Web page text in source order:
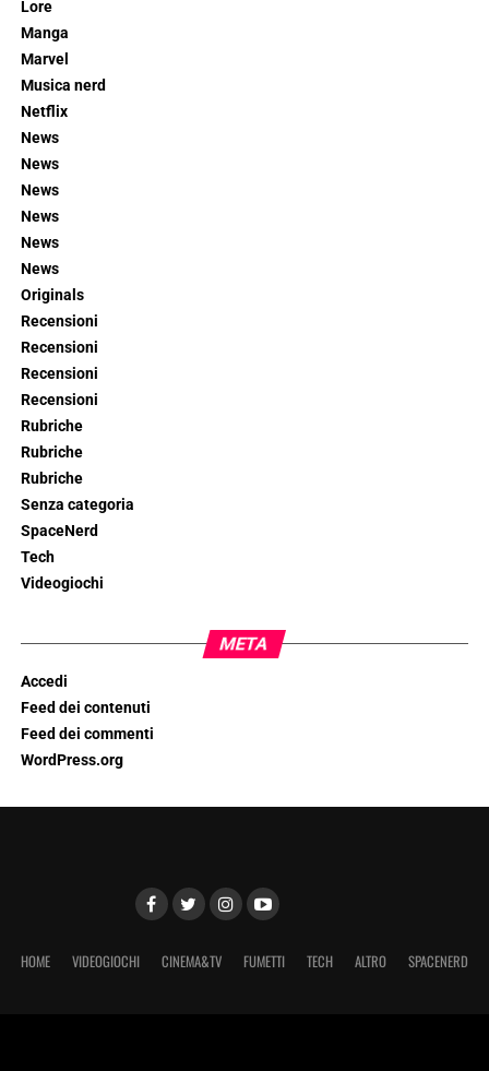
Lore
Manga
Marvel
Musica nerd
Netflix
News
News
News
News
News
News
Originals
Recensioni
Recensioni
Recensioni
Recensioni
Rubriche
Rubriche
Rubriche
Senza categoria
SpaceNerd
Tech
Videogiochi
META
Accedi
Feed dei contenuti
Feed dei commenti
WordPress.org
HOME VIDEOGIOCHI CINEMA&TV FUMETTI TECH ALTRO SPACENERD